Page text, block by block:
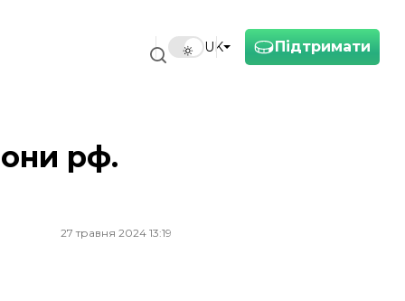
Підтримати
UK
рф.
27 травня 2024 13:19